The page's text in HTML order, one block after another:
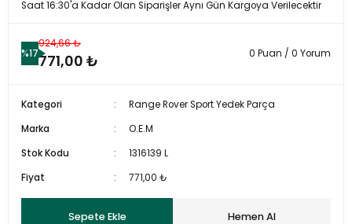
Saat 16:30'a Kadar Olan Siparişler Aynı Gün Kargoya Verilecektir
%17
924,66 ₺
771,00 ₺ 0 Puan / 0 Yorum
Kategori
Range Rover Sport Yedek Parça
Marka
O.E.M
Stok Kodu
1316139 L
Fiyat
771,00 ₺
Sepete Ekle Hemen Al